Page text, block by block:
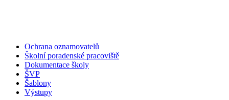
Ochrana oznamovatelů
Školní poradenské pracoviště
Dokumentace školy
ŠVP
Šablony
Výstupy